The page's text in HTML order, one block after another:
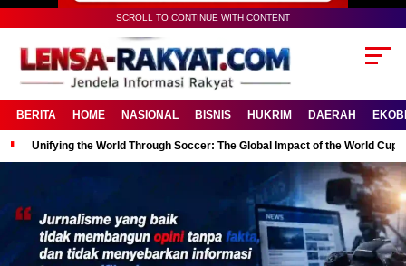
SCROLL TO CONTINUE WITH CONTENT
BERITA HOME NASIONAL BISNIS HUKRIM DAERAH
Unifying the World Through Soccer: The Global Impact of the World Cup